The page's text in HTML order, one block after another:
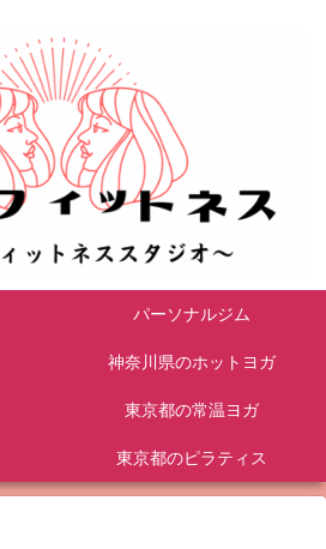
パーソナルジム
神奈川県のホットヨガ
東京都の常温ヨガ
東京都のピラティス